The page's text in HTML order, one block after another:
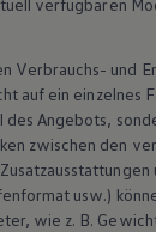
verfügbaren
Verbrauchs- und
auf ein einzelnes
Angebots,
zwischen den
usw.)
wie z. B.